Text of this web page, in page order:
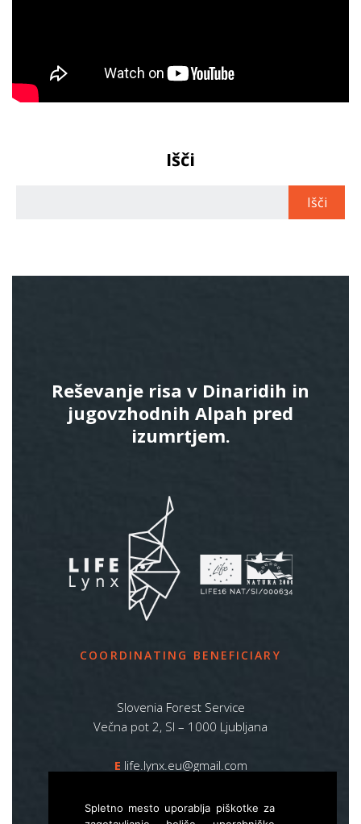
Išči
Reševanje risa v Dinaridih in
jugovzhodnih Alpah pred
izumrtjem.
COORDINATING BENEFICIARY
Slovenia Forest Service
Večna pot 2, SI – 1000 Ljubljana
E life.lynx.eu@gmail.com
Spletno mesto uporablja piškotke za